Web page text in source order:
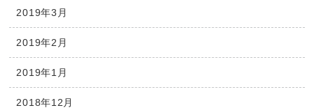
2019年3月
2019年2月
2019年1月
2018年12月